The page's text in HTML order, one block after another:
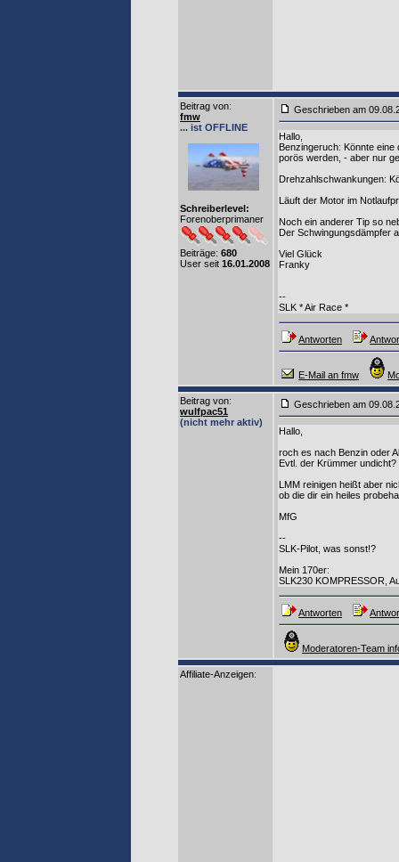
Beitrag von:
fmw
... ist OFFLINE
Schreiberlevel:
Forenoberprimaner
Beiträge: 680
User seit 16.01.2008
Geschrieben am
Hallo,
Benzingeruch: Könnte
porös werden, - aber nur
Drehzahlschwankungen:
Läuft der Motor im
Noch ein anderer Tip so
Der Schwingungsdämpfer
Viel Glück
Franky
--
SLK * Air Race *
Antworten
E-Mail an fmw
Beitrag von:
wulfpac51
(nicht mehr aktiv)
Geschrieben am
Hallo,
roch es nach Benzin oder
Evtl. der Krümmer undicht?
LMM reinigen heißt aber
ob die dir ein heiles
MfG
--
SLK-Pilot, was sonst!?
Mein 170er:
SLK230 KOMPRESSOR,
Antworten
Moderatoren-Team
Affiliate-Anzeigen: